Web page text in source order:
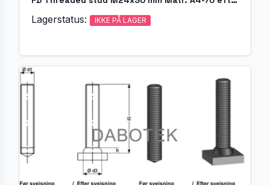
Lagerstatus: IKKE PÅ LAGER